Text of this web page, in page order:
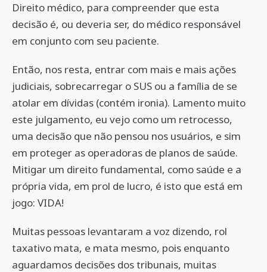
Direito médico, para compreender que esta
decisão é, ou deveria ser, do médico responsável
em conjunto com seu paciente.
Então, nos resta, entrar com mais e mais ações
judiciais, sobrecarregar o SUS ou a família de se
atolar em dívidas (contém ironia). Lamento muito
este julgamento, eu vejo como um retrocesso,
uma decisão que não pensou nos usuários, e sim
em proteger as operadoras de planos de saúde.
Mitigar um direito fundamental, como saúde e a
própria vida, em prol de lucro, é isto que está em
jogo: VIDA!
Muitas pessoas levantaram a voz dizendo, rol
taxativo mata, e mata mesmo, pois enquanto
aguardamos decisões dos tribunais, muitas